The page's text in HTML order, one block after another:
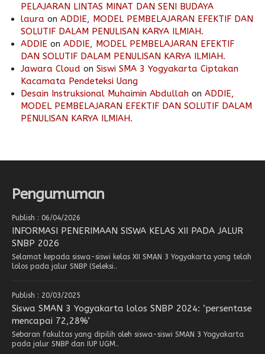
PELAJARAN LINTAS MINAT DAN SENI BUDAYA
laura on ADDIE, MODEL PEMBELAJARAN EFEKTIF DAN
SOLUTIF DALAM PENULISAN KARYA ILMIAH.
ADDIE on ADDIE, MODEL PEMBELAJARAN EFEKTIF
DAN SOLUTIF DALAM PENULISAN KARYA ILMIAH.
Jawara Cloud on Siswi SMA 3 Yogyakarta Ciptakan
Kacamata Pendeteksi Uang
Desain Instruksional Muhaimin Abdullah on ADDIE,
MODEL PEMBELAJARAN EFEKTIF DAN SOLUTIF DALAM
PENULISAN KARYA ILMIAH.
Pengumuman
Publish : 06/04/2026
INFORMASI PENERIMAAN SISWA KELAS XII PADA JALUR
SNBP 2026
Selamat kepada siswa-siswi kelas XII SMAN 3 Yogyakarta yang telah
lolos pada jalur SNBP (Seleksi..
Publish : 20/03/2025
Siswa SMAN 3 Yogyakarta lolos SNBP 2024: ‘persentase
mencapai 72,28%’
Sebaran fakultas yang dipilih oleh siswa-siswi SMAN 3 Yogyakarta
pada jalur SNBP dan IUP UGM..